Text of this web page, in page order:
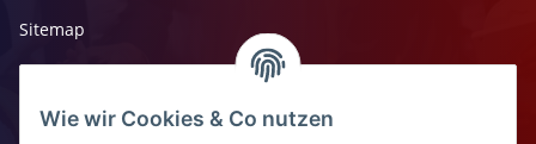
Wie wir Cookies & Co nutzen
Sitemap
Impressum
Widerrufsrecht